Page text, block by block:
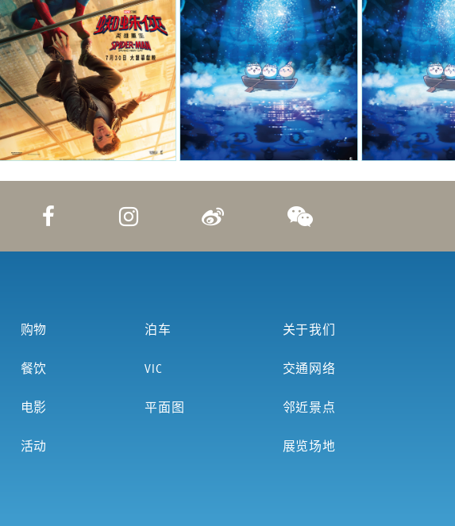
购物
餐饮
电影
活动
泊车
VIC
平面图
关于我们
交通网络
邻近景点
展览场地